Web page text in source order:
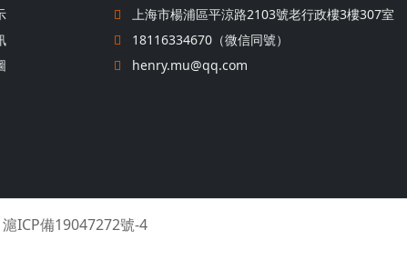
上海市楊浦區平涼路2103號老行政樓3樓307室
18116334670（微信同號）
henry.mu@qq.com
滬ICP備19047272號-4